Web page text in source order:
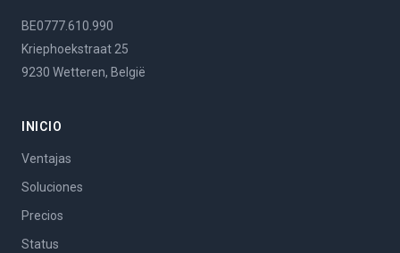
BE0777.610.990
Kriephoekstraat 25
9230 Wetteren, België
INICIO
Ventajas
Soluciones
Precios
Status